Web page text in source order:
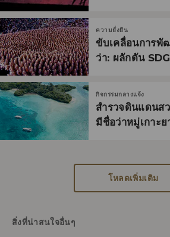
ความยั่งยืน
ขับเคลื่อนการพั
ว่า: ผลักดัน
กิจกรรมกลางแจ้ง
สำรวจดินแดนส
มีชื่อว่าหมู่เกาะย
โหลดเพิ่มเติม
สิ่งที่น่าสนใจอื่นๆ